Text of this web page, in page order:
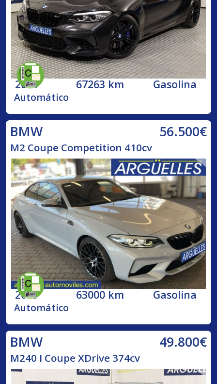
2019 67263 km Gasolina
Automático
BMW 56.500€
M2 Coupe Competition 410cv
2019 63000 km Gasolina
Automático
BMW 49.800€
M240 I Coupe XDrive 374cv